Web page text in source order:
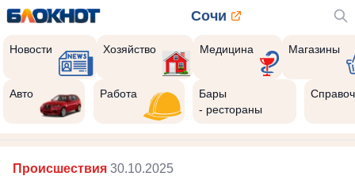
Сочи
Новости Хозяйство Медицина Магазины
Авто Работа
Бары
- рестораны
Происшествия 30.10.2025